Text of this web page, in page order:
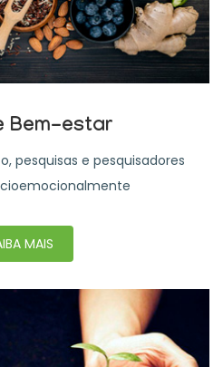
Bem-estar
pesquisas e pesquisadores
MAIS